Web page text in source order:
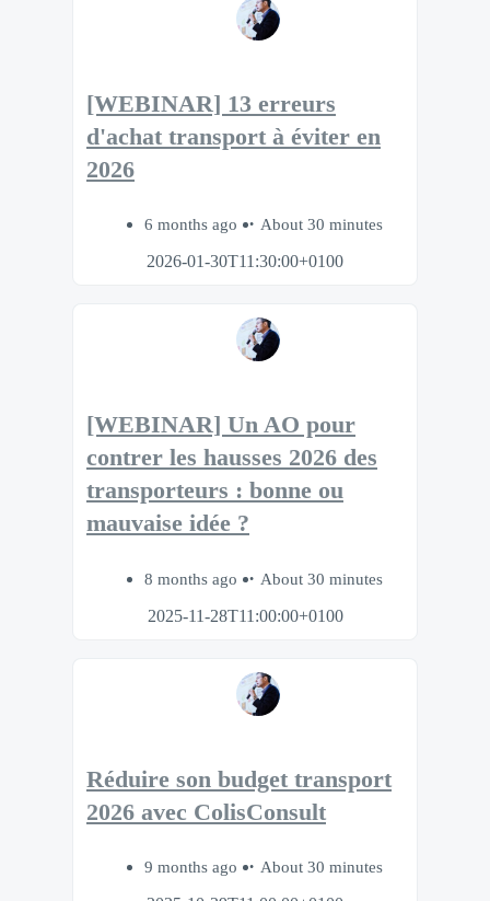
[WEBINAR] 13 erreurs
d'achat transport à éviter en
2026
6 months ago
About 30 minutes
2026-01-30T11:30:00+0100
[WEBINAR] Un AO pour
contrer les hausses 2026 des
transporteurs : bonne ou
mauvaise idée ?
8 months ago
About 30 minutes
2025-11-28T11:00:00+0100
Réduire son budget transport
2026 avec ColisConsult
9 months ago
About 30 minutes